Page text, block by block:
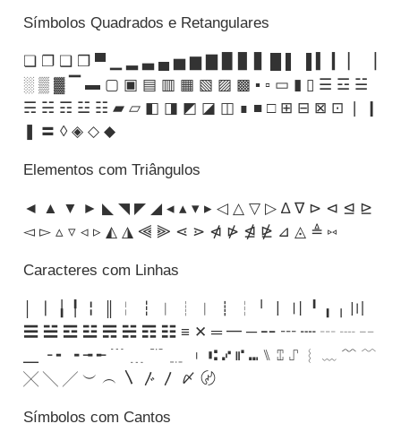
Símbolos Quadrados e Retangulares
❏ ❐ ❑ ❒ ▀ ▁ ▂ ▃ ▄ ▅ ▆ ▇ ▉ ▊ ▋ █ ▌ ▐ ▍ ▎ ▏ ▕
░ ▒ ▓ ▔ ▬ ▢ ▣ ▤ ▥ ▦ ▧ ▨ ▩ ▪ ▫ ▭ ▮ ▯ ☰ ☲ ☱
☴ ☵ ☶ ☳ ☷ ▰ ▱ ◧ ◨ ◩ ◪ ◫ ∎ ■ □ ⊞ ⊟ ⊠ ⊡ ❘ ❙
❚ 〓 ◊ ◈ ◇ ◆
Elementos com Triângulos
◄ ▲ ▼ ► ◣ ◥ ◤ ◢ ◂ ▴ ▾ ▸ ◁ △ ▽ ▷ ∆ ∇ ⊳ ⊲ ⊴ ⊵
◅ ▻ ▵ ▿ ◃ ▹ ◭ ◮ ⫷ ⫸ ⋖ ⋗ ⋪ ⋫ ⋬ ⋭ ⊿ ◬ ≜ ⑅
Caracteres com Linhas
│ ┃ ╽ ╿ ╏ ║ ╎ ┇ ︱ ┊ ︳ ┋ ┆ ╵ 〡 〢 ╹ ╻ ╷ 〣
☰ ☱ ☲ ☳ ☴ ☵ ☶ ☷ ≡ ✕ ═ ━ ─ ╍ ┅ ┉ ┄ ┈ ╌
╴ ╶ ╸ ╺ ╼ ╾ ﹉ ﹍ ﹊ ﹎ ︲ ⑆ ⑇ ⑈ ⑉ ⑊ ⑄ ⑀ ︴ ﹏ ﹌ ﹋
╳ ╲ ╱ ︶ ︵ 〵 〴 〳 〆 〄
Símbolos com Cantos